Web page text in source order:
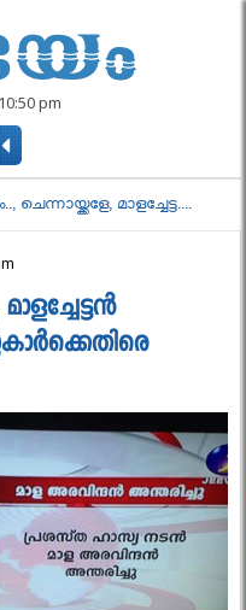
pm
ചെന്നായ്ക്കളേ, മാളച്ചേട്ട....